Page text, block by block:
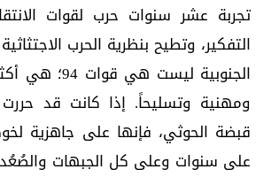
تجربة عشر سنوات حرب لقوات
التفكير، وتطيح بنظرية الحرب
الجنوبية ليست
ومهنية وتسليحاً. إذا كانت قد
قبضة الحوثي، فإنها على جاهزية
على سنوات وعلى كل الجبهات